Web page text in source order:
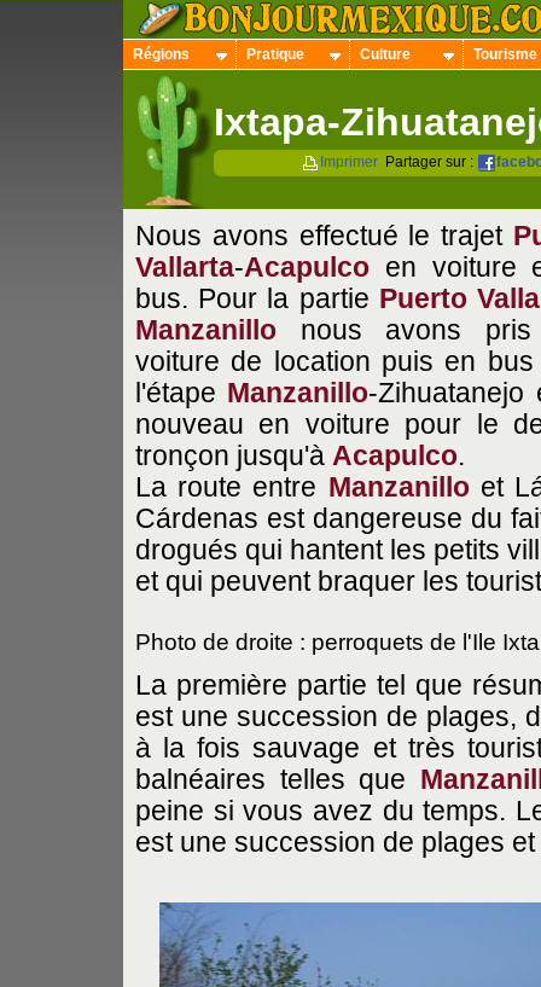
Régions Pratique Culture Tourisme
Ixtapa-
Imprimer Partager sur :
Nous avons effectué le trajet
Vallarta-Acapulco en voiture
bus. Pour la partie Puerto
Manzanillo nous avons pris
voiture de location puis en bus
l'étape Manzanillo-Zihuatanejo
nouveau en voiture pour le
tronçon jusqu'à Acapulco.
La route entre Manzanilloet
Cárdenas est dangereuse du
drogués qui hantent les petits
et qui peuvent braquer les
Photo de droite : perroquets de l'Ile
La première partie tel que
est une succession de plages,
à la fois sauvage et très
balnéaires telles que
peine si vous avez du temps.
est une succession de plages